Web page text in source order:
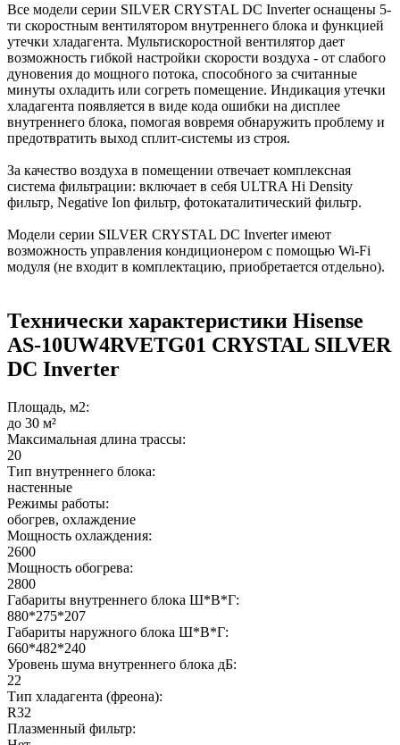
Все модели серии SILVER CRYSTAL DC Inverter оснащены 5-
ти скоростным вентилятором внутреннего блока и функцией
утечки хладагента. Мультискоростной вентилятор дает
возможность гибкой настройки скорости воздуха - от слабого
дуновения до мощного потока, способного за считанные
минуты охладить или согреть помещение. Индикация утечки
хладагента появляется в виде кода ошибки на дисплее
внутреннего блока, помогая вовремя обнаружить проблему и
предотвратить выход сплит-системы из строя.
За качество воздуха в помещении отвечает комплексная
система фильтрации: включает в себя ULTRA Hi Density
фильтр, Negative Ion фильтр, фотокаталитический фильтр.
Модели серии SILVER CRYSTAL DC Inverter имеют
возможность управления кондиционером с помощью Wi-Fi
модуля (не входит в комплектацию, приобретается отдельно).
Технически характеристики Hisense
AS-10UW4RVETG01 CRYSTAL SILVER
DC Inverter
Площадь, м2:
до 30 м²
Максимальная длина трассы:
20
Тип внутреннего блока:
настенные
Режимы работы:
обогрев, охлаждение
Мощность охлаждения:
2600
Мощность обогрева:
2800
Габариты внутреннего блока Ш*В*Г:
880*275*207
Габариты наружного блока Ш*В*Г:
660*482*240
Уровень шума внутреннего блока дБ:
22
Тип хладагента (фреона):
R32
Плазменный фильтр: